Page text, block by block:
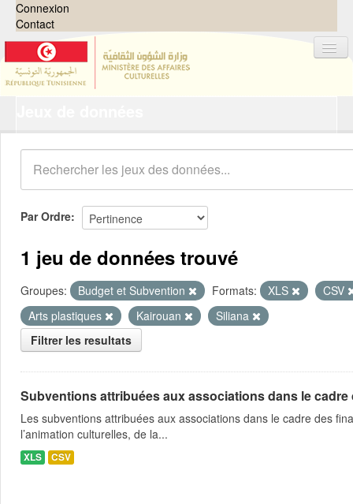
Connexion
Contact
Organisations
Groupes
Demandes 0
À propos
Par Ordre
1 jeu de données trouvé
Groupes: Budget et Subvention Formats: XLS
CSV
Arts plastiques
Kairouan
Siliana
Filtrer les resultats
Subventions attribuées aux associations dans le
Les subventions attribuées aux associations dans le cadre des
l’animation culturelles, de la...
XLS CSV